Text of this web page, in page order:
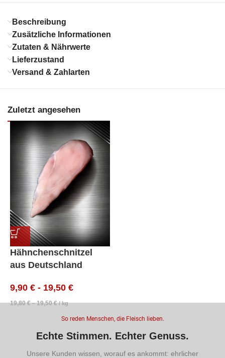
Beschreibung
Zusätzliche Informationen
Zutaten & Nährwerte
Lieferzustand
Versand & Zahlarten
Zuletzt angesehen
Hähnchenschnitzel
aus Deutschland
9,90 € - 19,50 €
19,80€–19,50€/kg
So reden Menschen, die Fleisch lieben.
Echte Stimmen. Echter Genuss.
Unsere Kunden wissen, worauf es ankommt: ehrlicher